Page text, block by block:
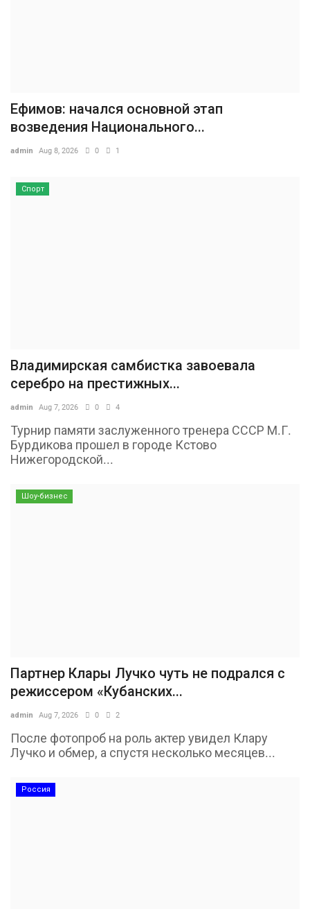
Ефимов: начался основной этап
возведения Национального...
admin Aug 8, 2026 0 1
Спорт
Владимирская самбистка завоевала
серебро на престижных...
admin Aug 7, 2026 0 4
Турнир памяти заслуженного тренера СССР М.Г.
Бурдикова прошел в городе Кстово
Нижегородской...
Шоу-бизнес
Партнер Клары Лучко чуть не подрался с
режиссером «Кубанских...
admin Aug 7, 2026 0 2
После фотопроб на роль актер увидел Клару
Лучко и обмер, а спустя несколько месяцев...
Россия